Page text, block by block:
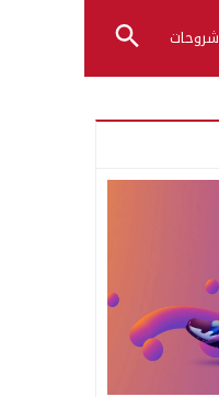
شروحات